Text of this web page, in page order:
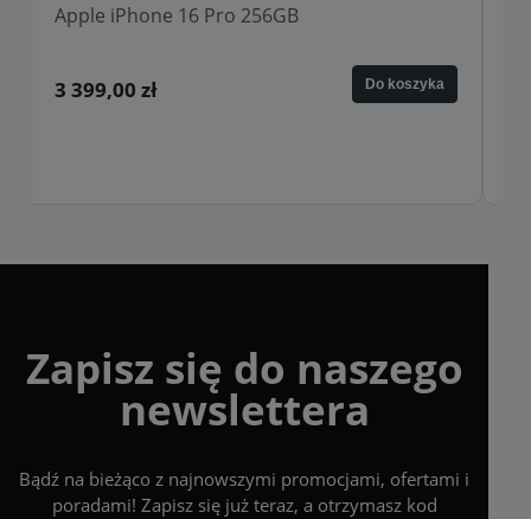
Do koszyka
Apple iPhone 16 Pro 128GB
Zapisz się do naszego
newslettera
Bądź na bieżąco z najnowszymi promocjami, ofertami i
poradami! Zapisz się już teraz, a otrzymasz kod